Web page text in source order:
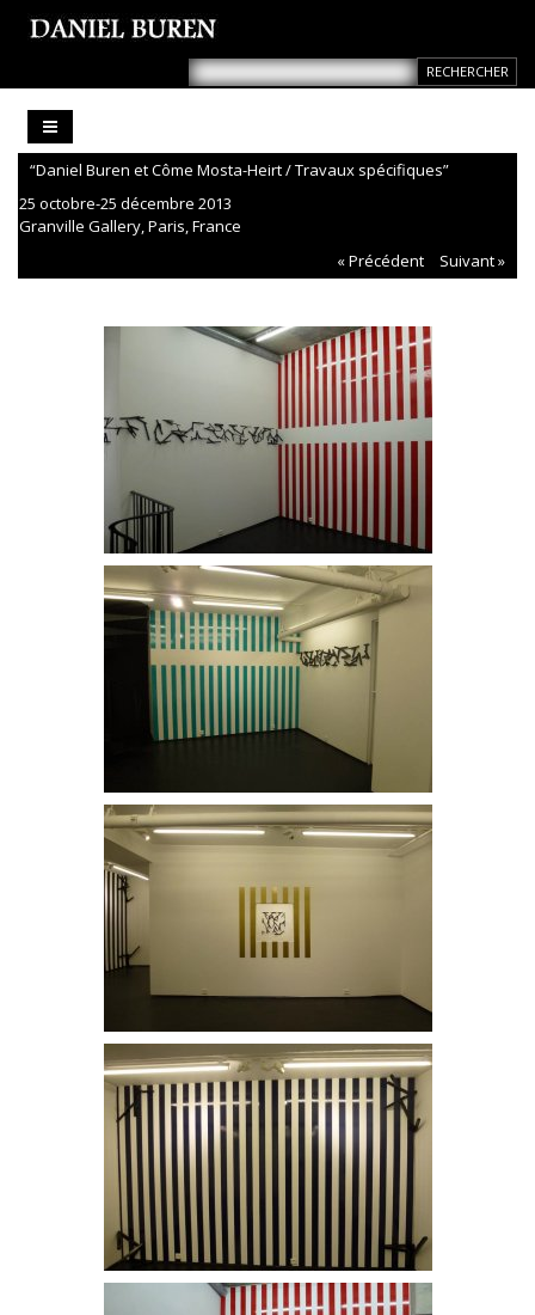
“Daniel Buren et Côme Mosta-Heirt / Travaux spécifiques”
25 octobre-25 décembre 2013
Granville Gallery, Paris, France
« Précédent
Suivant »